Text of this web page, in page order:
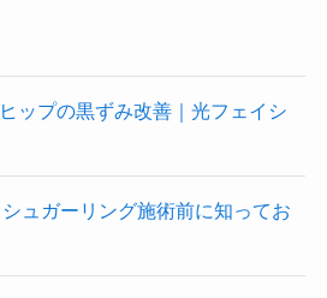
ップの黒ずみ改善｜光フェイシ
ュガーリング施術前に知ってお